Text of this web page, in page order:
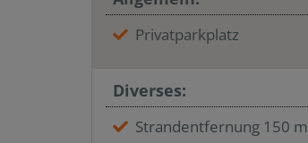
Privatparkplatz
Diverses:
Strandentfernung 150 m